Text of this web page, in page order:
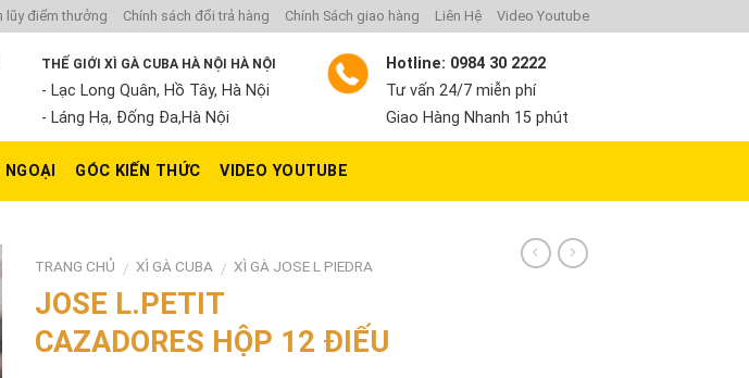
điểm thưởng Chính sách đổi trả hàng Chính Sách giao hàng Liên Hệ Video Youtube
THẾ GIỚI XÌ GÀ CUBA HÀ NỘI HÀ NỘI
- Lạc Long Quân, Hồ Tây, Hà Nội
- Láng Hạ, Đống Đa,Hà Nội
Hotline: 0984 30 2222
Tư vấn 24/7 miễn phí
Giao Hàng Nhanh 15 phút
NGOẠI GÓC KIẾN THỨC VIDEO YOUTUBE
TRANG CHỦ / XÌ GÀ CUBA / XÌ GÀ JOSE L PIEDRA
JOSE L.PETIT
CAZADORES HỘP 12 ĐIẾU